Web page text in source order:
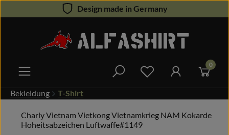
Zum Hauptinhalt springenDesign made in Germany
Du hast 0 0
Bekleidung T-Shirt
Charly Vietnam Vietkong Vietnamkrieg NAM Kokarde
Hoheitsabzeichen Luftwaffe#1149